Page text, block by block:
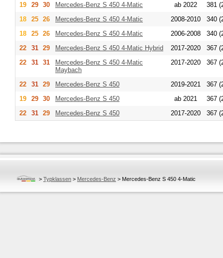
19
29 30 Mercedes-Benz S 450 4-Matic ab 2022
381
18
25 26 Mercedes-Benz S 450 4-Matic 2008-2010
340
18
25 26 Mercedes-Benz S 450 4-Matic 2006-2008
340
22
31 29 Mercedes-Benz S 450 4-Matic Hybrid 2017-2020
367
22
31 31 Mercedes-Benz S 450 4-Matic
Maybach
2017-2020 367
22 31 29 Mercedes-Benz S 450 2019-2021
367
19
29 30 Mercedes-Benz S 450 ab 2021
367
22
31 29 Mercedes-Benz S 450 2017-2020 367
> Typklassen > Mercedes-Benz > Mercedes-Benz S 450 4-Matic